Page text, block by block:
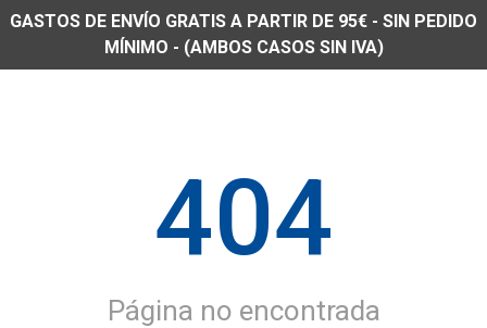
GASTOS DE ENVÍO GRATIS A PARTIR DE 95€ - SIN PEDIDO
MÍNIMO - (AMBOS CASOS SIN IVA)
404
Página no encontrada